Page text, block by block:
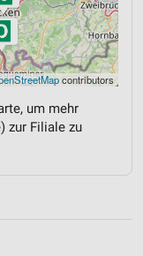
contributors
um mehr
zur Filiale zu